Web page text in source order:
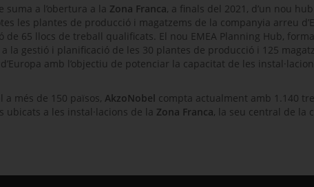
suma a l’obertura a la Zona Franca, a finals del 2021, d’un nou hub
les plantes de producció i magatzems de la companyia arreu
de 65 llocs de treball qualificats. El nou EMEA Planning Hub,
la gestió i planificació de les 30 plantes de producció i 125
amb l’objectiu de potenciar la capacitat de les
més de 150 països, AkzoNobel compta actualment amb 1.140
ubicats a les instal·lacions de la Zona Franca, la seu central de la